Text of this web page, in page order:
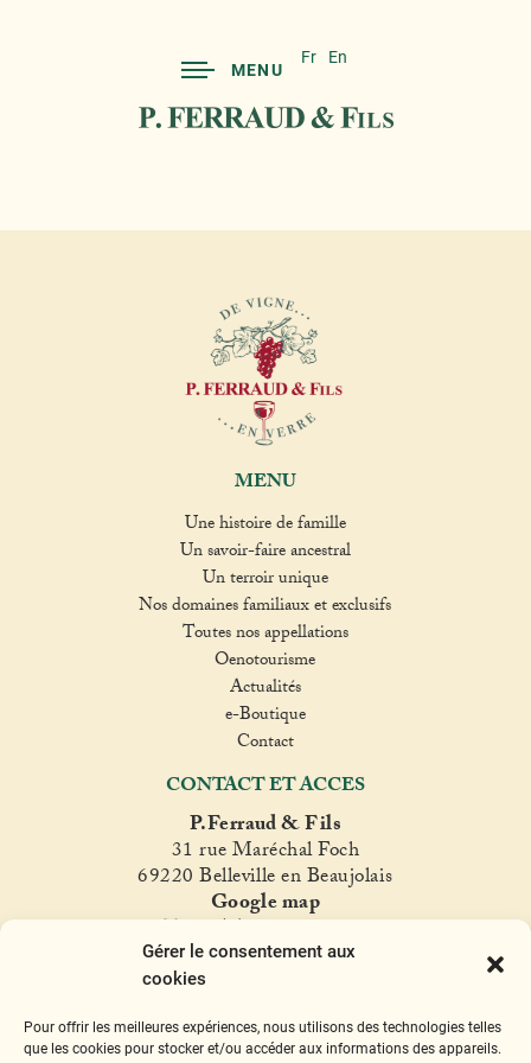
Gérer le consentement aux
cookies
Pour offrir les meilleures expériences, nous utilisons des technologies telles
que les cookies pour stocker et/ou accéder aux informations des appareils.
MENU
Fr En
MENU
Une histoire de famille
Un savoir-faire ancestral
Un terroir unique
Nos domaines familiaux et exclusifs
Toutes nos appellations
Oenotourisme
Actualités
e-Boutique
Contact
CONTACT ET ACCES
P.Ferraud & Fils
31 rue Maréchal Foch
69220 Belleville en Beaujolais
Google map
T. +33(0)4 74 06 47 60
ferraud@ferraud.com
Instagram
Facebook
Twitter
YouTube